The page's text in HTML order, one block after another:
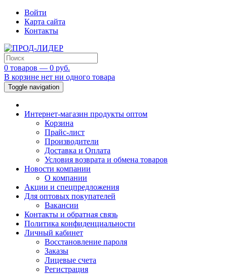
Войти
Карта сайта
Контакты
0 товаров — 0 руб.
В корзине нет ни одного товара
Toggle navigation
Интернет-магазин продукты оптом
Корзина
Прайс-лист
Производители
Доставка и Оплата
Условия возврата и обмена товаров
Новости компании
О компании
Акции и спецпредложения
Для оптовых покупателей
Вакансии
Контакты и обратная связь
Политика конфиденциальности
Личный кабинет
Восстановление пароля
Заказы
Лицевые счета
Регистрация